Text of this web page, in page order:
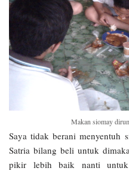
Makan siomay
Saya tidak berani menyentuh
Satria bilang beli untuk
pikir lebih baik nanti untuk